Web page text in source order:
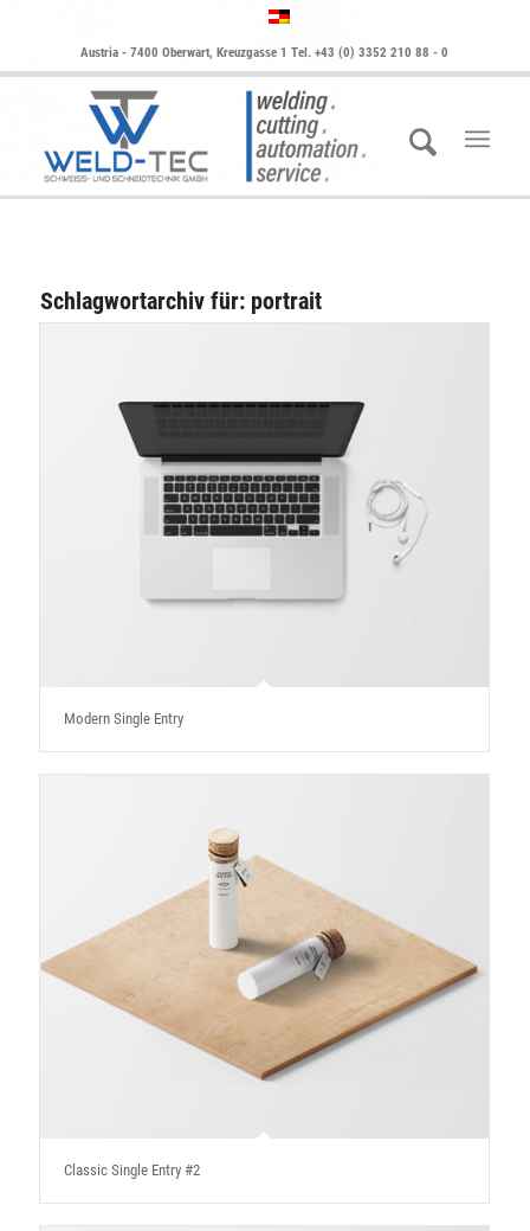
Austria - 7400 Oberwart, Kreuzgasse 1 Tel. +43 (0) 3352 210 88 - 0
Schlagwortarchiv für: portrait
Modern Single Entry
Classic Single Entry #2